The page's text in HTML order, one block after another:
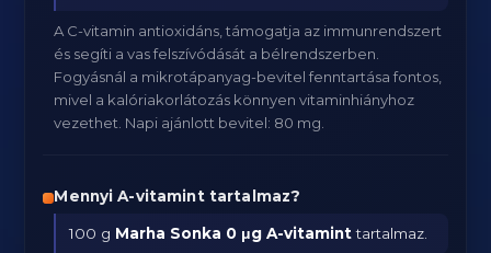
A C-vitamin antioxidáns, támogatja az immunrendszert
és segíti a vas felszívódását a bélrendszerben.
Fogyásnál a mikrotápanyag-bevitel fenntartása fontos,
mivel a kalóriakorlátozás könnyen vitaminhiányhoz
vezethet. Napi ajánlott bevitel: 80 mg.
Mennyi A-vitamint tartalmaz?
100 g Marha Sonka 0 μg A-vitaminttartalmaz.